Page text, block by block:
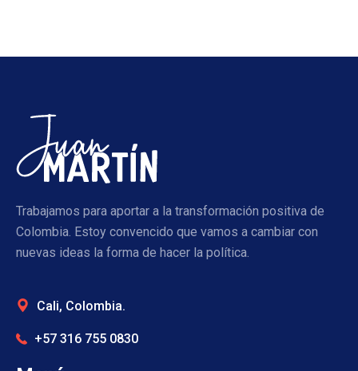
Trabajamos para aportar a la transformación positiva de
Colombia. Estoy convencido que vamos a cambiar con
nuevas ideas la forma de hacer la política.
Cali, Colombia.
+57 316 755 0830